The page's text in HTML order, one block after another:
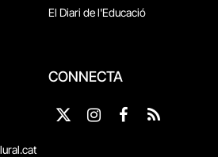
El Diari de l'Educació
CONNECTA
X
Instagram
Facebook
RSS